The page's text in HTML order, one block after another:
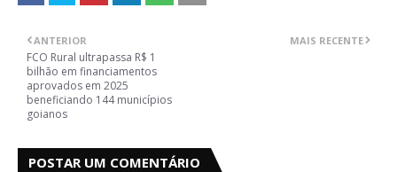
MAIS RECENTE
ANTERIOR
FCO Rural ultrapassa R$ 1
bilhão em financiamentos
aprovados em 2025
beneficiando 144 municípios
goianos
POSTAR UM COMENTÁRIO